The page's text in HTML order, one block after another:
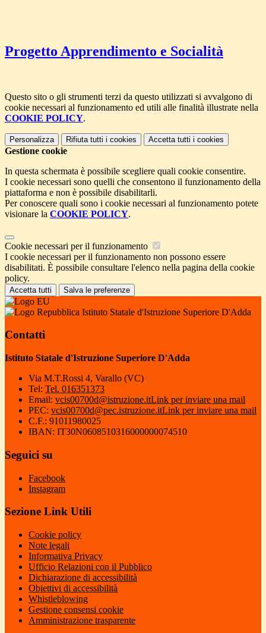
Progetto Apprendimento e Socialità
Questo sito o gli strumenti terzi da questo utilizzati si avvalgono di
cookie necessari al funzionamento ed utili alle finalità illustrate nella
COOKIE POLICY.
Personalizza Rifiuta tutti i cookies Accetta tutti i cookies
Gestione cookie
In questa schermata è possibile scegliere quali cookie consentire.
I cookie necessari sono quelli che consentono il funzionamento della
piattaforma e non è possibile disabilitarli.
Per conoscere quali sono i cookie necessari al funzionamento potete
visionare la COOKIE POLICY.
Cookie necessari per il funzionamento
I cookie necessari per il funzionamento non possono essere
disabilitati. È possibile consultare l'elenco nella pagina della cookie
policy.
Accetta tutti Salva le preferenze
Istituto Statale d'Istruzione Superiore D'Adda
Contatti
Istituto Statale d'Istruzione Superiore D'Adda
Via M.T.Rossi 4, Varallo (VC)
Tel: Tel. 016351373
Email: vcis00700d@istruzione.itLink per inviare una mail
PEC: vcis00700d@pec.istruzione.itLink per inviare una mail
C.F.: 91011980025
IBAN: IT30N0608510316000000074510
Seguici su
Facebook
Instagram
Sezione Link Utili
Cookie policy
Note legali
Informativa Privacy
Ufficio Relazioni con il Pubblico
Dichiarazione di accessibilità
Obiettivi di accessibilità
Whistleblowing
Gestione consensi cookie
Amministrazione trasparente